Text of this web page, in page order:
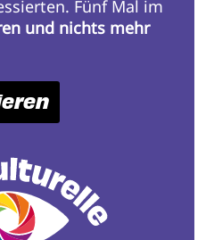
Fünf Mal im
und nichts mehr